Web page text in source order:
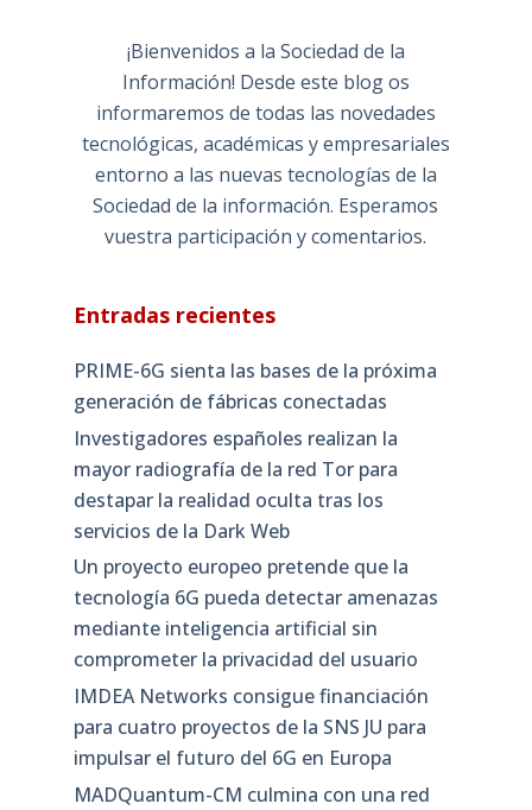
¡Bienvenidos a la Sociedad de la
Información! Desde este blog os
informaremos de todas las novedades
tecnológicas, académicas y empresariales
entorno a las nuevas tecnologías de la
Sociedad de la información. Esperamos
vuestra participación y comentarios.
Entradas recientes
PRIME-6G sienta las bases de la próxima
generación de fábricas conectadas
Investigadores españoles realizan la
mayor radiografía de la red Tor para
destapar la realidad oculta tras los
servicios de la Dark Web
Un proyecto europeo pretende que la
tecnología 6G pueda detectar amenazas
mediante inteligencia artificial sin
comprometer la privacidad del usuario
IMDEA Networks consigue financiación
para cuatro proyectos de la SNS JU para
impulsar el futuro del 6G en Europa
MADQuantum-CM culmina con una red